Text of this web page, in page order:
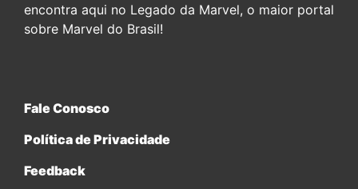
encontra aqui no Legado da Marvel, o maior portal
sobre Marvel do Brasil!
Fale Conosco
Política de Privacidade
Feedback